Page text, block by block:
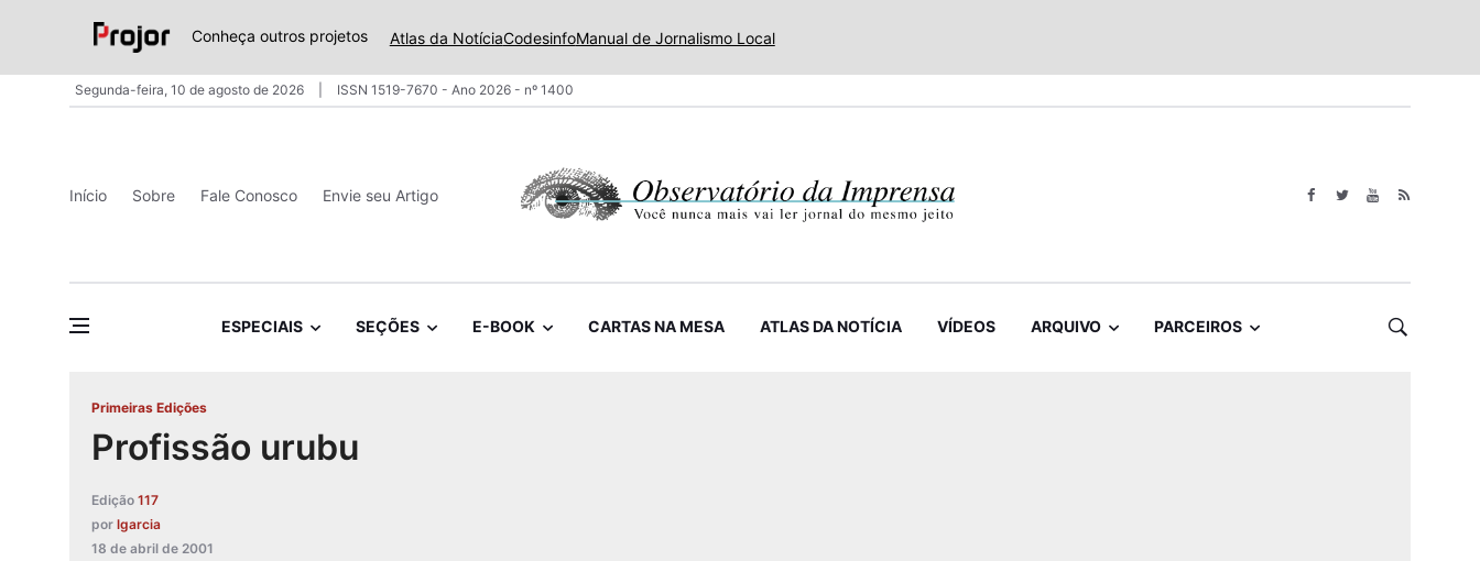
Conheça outros projetos Atlas da NotíciaCodesinfoManual de Jornalismo Local
Segunda-feira, 10 de agosto de 2026 ISSN 1519-7670 - Ano 2026 - nº 1400
Início Sobre Fale Conosco Envie seu Artigo
ESPECIAIS SEÇÕES E-BOOK CARTAS NA MESA ATLAS DA NOTÍCIA VÍDEOS ARQUIVO PARCEIROS
Primeiras Edições
Profissão urubu
Edição 117
por lgarcia
18 de abril de 2001